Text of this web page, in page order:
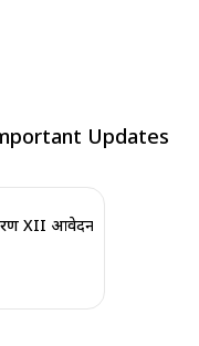
Updates
XII आवेदन तिथि बढ़ाई गईं